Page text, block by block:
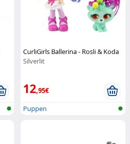
CurliGirls Ballerina - Rosli & Koda
Silverlit
12,95€
Puppen